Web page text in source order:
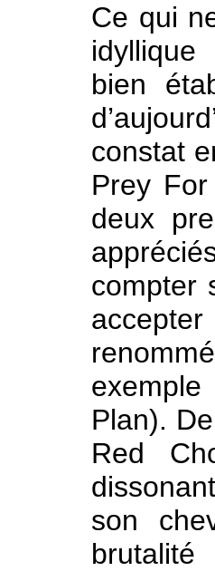
Ce qui
bien
constat
Prey
deux
compter
exemple
Plan).
Red
son